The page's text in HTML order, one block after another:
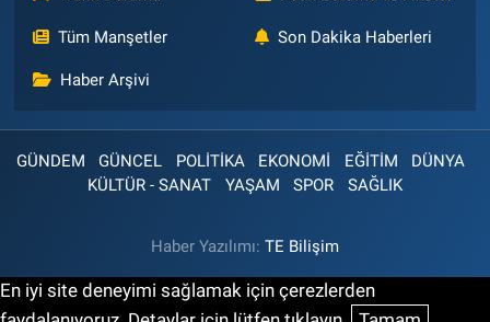
Tüm Manşetler Son Dakika Haberleri
Haber Arşivi
GÜNDEM GÜNCEL POLİTİKA EKONOMİ EĞİTİM
DÜNYA
KÜLTÜR - SANAT
YAŞAM SPOR SAĞLIK
Haber Yazılımı: TE Bilişim
En iyi site deneyimi sağlamak için çerezlerden